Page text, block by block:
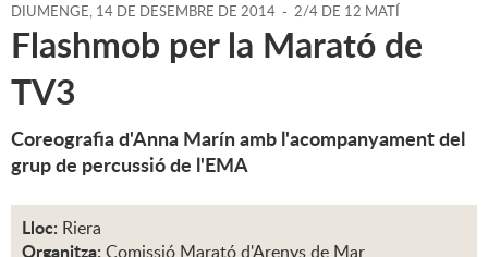
DIUMENGE, 14 DE DESEMBRE DE 2014 - 2/4 DE 12 MATÍ
Flashmob per la Marató de
TV3
Coreografia d'Anna Marín amb l'acompanyament del
grup de percussió de l'EMA
Lloc: Riera
Organitza: Comissió Marató d'Arenys de Mar